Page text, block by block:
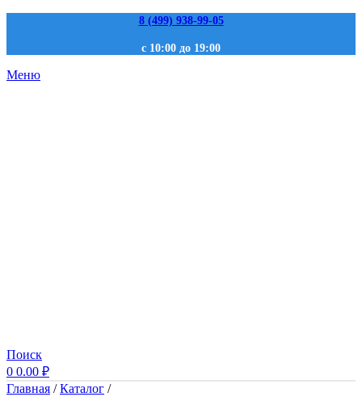
8 (499) 938-99-05
с 10:00 до 19:00
Меню
Поиск
0 0.00 ₽
Главная /Каталог /